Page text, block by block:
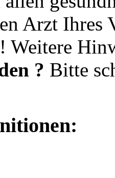
Arzt Ihres
Weitere
? Bitte